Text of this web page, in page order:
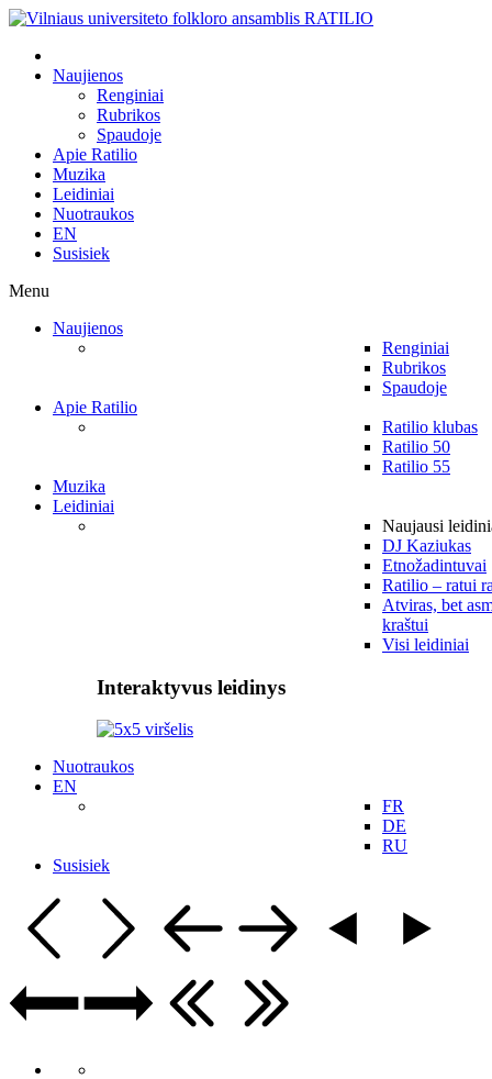
Naujienos
Renginiai
Rubrikos
Spaudoje
Apie Ratilio
Muzika
Leidiniai
Nuotraukos
EN
Susisiek
Menu
Naujienos
Renginiai
Rubrikos
Spaudoje
Apie Ratilio
Ratilio klubas
Ratilio 50
Ratilio 55
Muzika
Leidiniai
Naujausi
DJ Kaziukas
Etnožadintuvai
Ratilio – ratui
Atviras, bet
kraštui
Visi leidiniai
Interaktyvus leidinys
Nuotraukos
EN
FR
DE
RU
Susisiek